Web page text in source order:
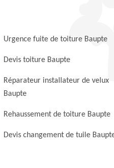
Urgence fuite de toiture Baupte
Devis toiture Baupte
Réparateur installateur de velux
Baupte
Rehaussement de toiture Baupte
Devis changement de tuile